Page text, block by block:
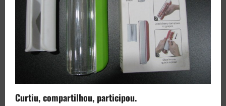
Curtiu, compartilhou, participou.